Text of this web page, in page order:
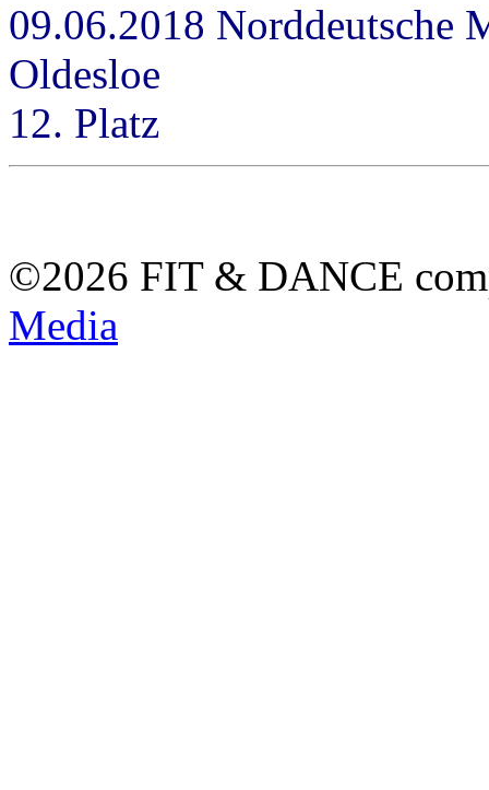
09.06.2018 Norddeutsche
Oldesloe Juniors
12. Platz
©2026 FIT & DANCE
Media